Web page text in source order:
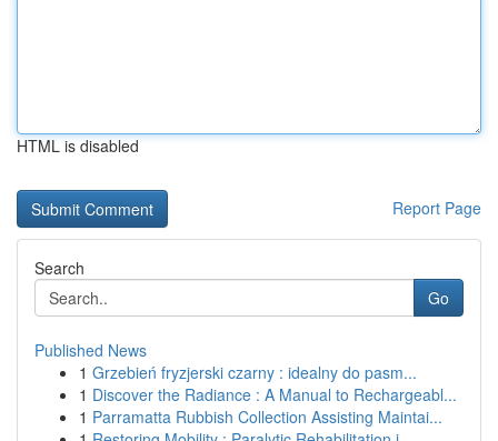
HTML is disabled
Report Page
Search
Go
Published News
1 Grzebień fryzjerski czarny : idealny do pasm...
1 Discover the Radiance : A Manual to Rechargeabl...
1 Parramatta Rubbish Collection Assisting Maintai...